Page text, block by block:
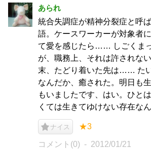
あられ
統合失調症が精神分裂症と呼
語。ケースワーカーが対象者
て愛を感じたら…… しごくま
が、職務上、それは許されな
末、たどり着いた先は…… た
なんだか、癒された。明日も
もいましたです、はい。ひと
くては生きてゆけない存在なん
ナイス ★3
コメント(0) 2012/01/21